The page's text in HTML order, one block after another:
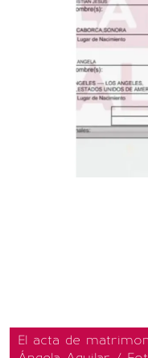
El acta de